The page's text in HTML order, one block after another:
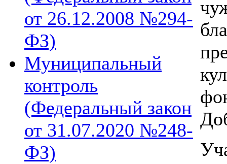
от 26.12.2008 №294-
ФЗ)
Муниципальный
контроль
(Федеральный закон
от 31.07.2020 №248-
ФЗ)